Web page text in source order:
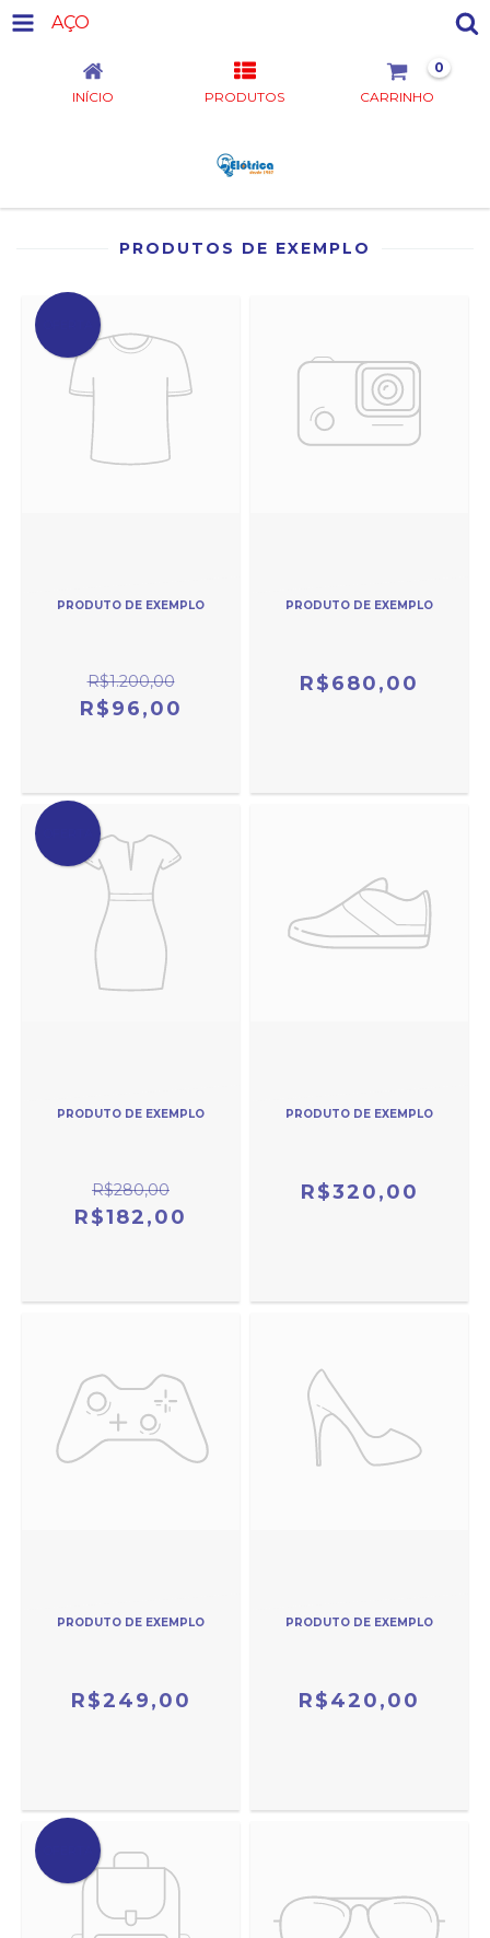
AÇO
INÍCIO PRODUTOS CARRINHO
0
PRODUTOS DE EXEMPLO
PRODUTO DE EXEMPLO
R$1.200,00
R$96,00
PRODUTO DE EXEMPLO
R$680,00
PRODUTO DE EXEMPLO
R$280,00
R$182,00
PRODUTO DE EXEMPLO
R$320,00
PRODUTO DE EXEMPLO
R$249,00
PRODUTO DE EXEMPLO
R$420,00